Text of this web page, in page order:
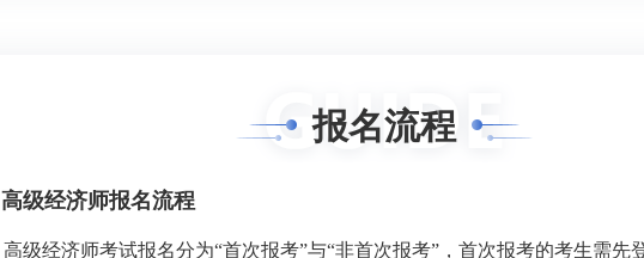
报名流程
高级经济师报名流程
高级经济师考试报名分为“首次报考”与“非首次报考”，首次报考的考生需先